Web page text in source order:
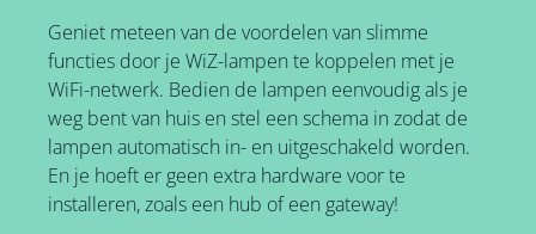
Geniet meteen van de voordelen van slimme
functies door je WiZ-lampen te koppelen met je
WiFi-netwerk. Bedien de lampen eenvoudig als je
weg bent van huis en stel een schema in zodat de
lampen automatisch in- en uitgeschakeld worden.
En je hoeft er geen extra hardware voor te
installeren, zoals een hub of een gateway!